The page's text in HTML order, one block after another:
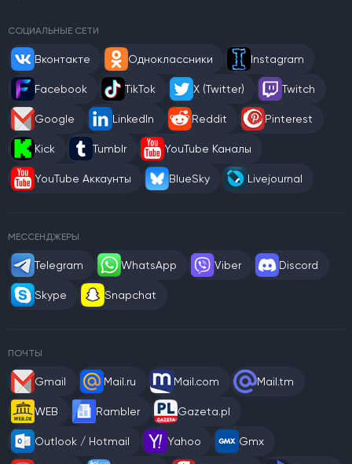
СОЦИАЛЬНЫЕ СЕТИ
Вконтакте Одноклассники Instagram
Facebook TikTok X (Twitter) Twitch
Google LinkedIn Reddit Pinterest
Kick Tumblr YouTube Каналы
YouTube Аккаунты BlueSky Livejournal
МЕССЕНДЖЕРЫ
Telegram WhatsApp Viber Discord
Skype Snapchat
ПОЧТЫ
Gmail Mail.ru Mail.com Mail.tm
WEB Rambler Gazeta.pl
Outlook / Hotmail Yahoo Gmx